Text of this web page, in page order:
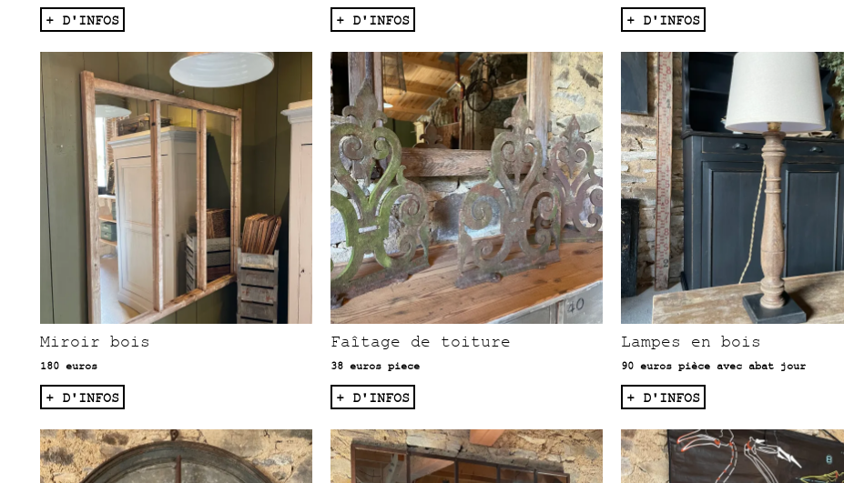
+ D'INFOS + D'INFOS + D'INFOS
Miroir bois
180 euros
+ D'INFOS
Faîtage de toiture
38 euros piece
+ D'INFOS
Lampes en bois
90 euros pièce avec abat jour
+ D'INFOS